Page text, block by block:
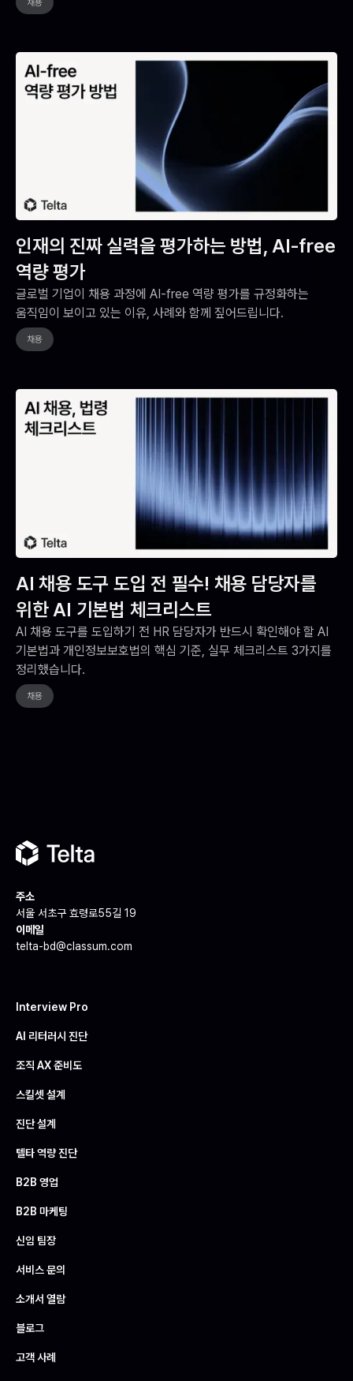
인재의 진짜 실력을 평가하는 방법, AI-free
역량 평가
글로벌 기업이 채용 과정에 AI-free 역량 평가를 규정화하는
움직임이 보이고 있는 이유, 사례와 함께 짚어드립니다.
채용
AI 채용 도구 도입 전 필수! 채용 담당자를
위한 AI 기본법 체크리스트
AI 채용 도구를 도입하기 전 HR 담당자가 반드시 확인해야 할 AI
기본법과 개인정보보호법의 핵심 기준, 실무 체크리스트 3가지를
정리했습니다.
채용
주소
서울 서초구 효령로55길 19
이메일
telta-bd@classum.com
Interview Pro
AI 리터러시 진단
조직 AX 준비도
스킬셋 설계
진단 설계
텔타 역량 진단
B2B 영업
B2B 마케팅
신임 팀장
서비스 문의
소개서 열람
블로그
고객 사례